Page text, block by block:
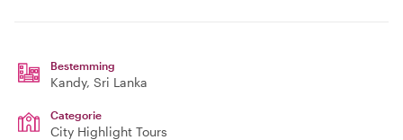
Bestemming
Kandy, Sri Lanka
Categorie
City Highlight Tours